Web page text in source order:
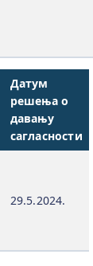
Датум
решења о
давању
сагласности
29.5.2024.